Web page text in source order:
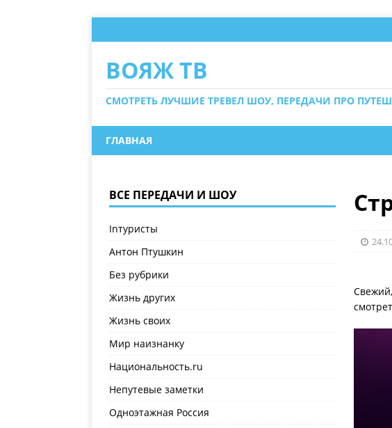
ВОЯЖ ТВ
СМОТРЕТЬ ЛУЧШИЕ ТРЕВЕЛ ШОУ, ПЕРЕДАЧИ ПРО
ГЛАВНАЯ
ВСЕ ПЕРЕДАЧИ И ШОУ
Inтуристы
Антон Птушкин
Без рубрики
Жизнь других
Жизнь своих
Мир наизнанку
Национальность.ru
Непутевые заметки
Одноэтажная Россия